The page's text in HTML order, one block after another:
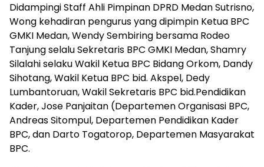
Didampingi Staff Ahli Pimpinan DPRD Medan Sutrisno,
Wong kehadiran pengurus yang dipimpin Ketua BPC
GMKI Medan, Wendy Sembiring bersama Rodeo
Tanjung selalu Sekretaris BPC GMKI Medan, Shamry
Silalahi selaku Wakil Ketua BPC Bidang Orkom, Dandy
Sihotang, Wakil Ketua BPC bid. Akspel, Dedy
Lumbantoruan, Wakil Sekretaris BPC bid.Pendidikan
Kader, Jose Panjaitan (Departemen Organisasi BPC,
Andreas Sitompul, Departemen Pendidikan Kader
BPC, dan Darto Togatorop, Departemen Masyarakat
BPC.